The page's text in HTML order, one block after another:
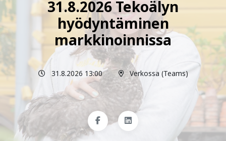
31.8.2026 Tekoälyn
hyödyntäminen
markkinoinnissa
31.8.2026 13:00 Verkossa (Teams)